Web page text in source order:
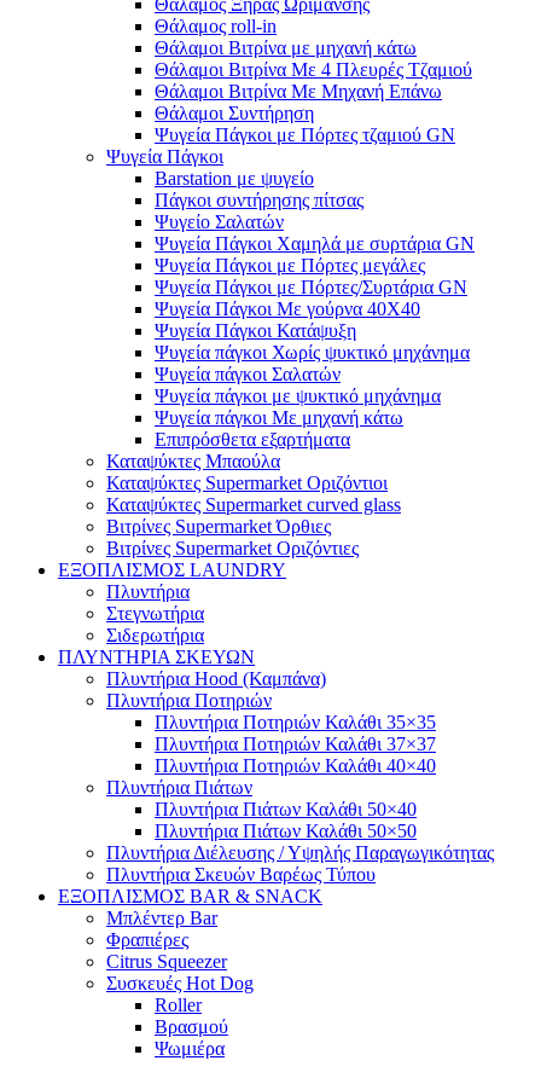
Θάλαμος Ξηράς Ωρίμανσης
Θάλαμος roll-in
Θάλαμοι Βιτρίνα με μηχανή κάτω
Θάλαμοι Βιτρίνα Με 4 Πλευρές Τζαμιού
Θάλαμοι Βιτρίνα Με Μηχανή Επάνω
Θάλαμοι Συντήρηση
Ψυγεία Πάγκοι με Πόρτες τζαμιού GN
Ψυγεία Πάγκοι
Barstation με ψυγείο
Πάγκοι συντήρησης πίτσας
Ψυγείο Σαλατών
Ψυγεία Πάγκοι Χαμηλά με συρτάρια GN
Ψυγεία Πάγκοι με Πόρτες μεγάλες
Ψυγεία Πάγκοι με Πόρτες/Συρτάρια GN
Ψυγεία Πάγκοι Με γούρνα 40Χ40
Ψυγεία Πάγκοι Κατάψυξη
Ψυγεία πάγκοι Χωρίς ψυκτικό μηχάνημα
Ψυγεία πάγκοι Σαλατών
Ψυγεία πάγκοι με ψυκτικό μηχάνημα
Ψυγεία πάγκοι Με μηχανή κάτω
Επιπρόσθετα εξαρτήματα
Καταψύκτες Μπαούλα
Καταψύκτες Supermarket Οριζόντιοι
Καταψύκτες Supermarket curved glass
Βιτρίνες Supermarket Όρθιες
Βιτρίνες Supermarket Οριζόντιες
ΕΞΟΠΛΙΣΜΟΣ LAUNDRY
Πλυντήρια
Στεγνωτήρια
Σιδερωτήρια
ΠΛΥΝΤΗΡΙΑ ΣΚΕΥΩΝ
Πλυντήρια Hood (Καμπάνα)
Πλυντήρια Ποτηριών
Πλυντήρια Ποτηριών Καλάθι 35×35
Πλυντήρια Ποτηριών Καλάθι 37×37
Πλυντήρια Ποτηριών Καλάθι 40×40
Πλυντήρια Πιάτων
Πλυντήρια Πιάτων Καλάθι 50×40
Πλυντήρια Πιάτων Καλάθι 50×50
Πλυντήρια Διέλευσης / Υψηλής Παραγωγικότητας
Πλυντήρια Σκευών Βαρέως Τύπου
ΕΞΟΠΛΙΣΜΟΣ BAR & SNACK
Μπλέντερ Bar
Φραπιέρες
Citrus Squeezer
Συσκευές Hot Dog
Roller
Βρασμού
Ψωμιέρα